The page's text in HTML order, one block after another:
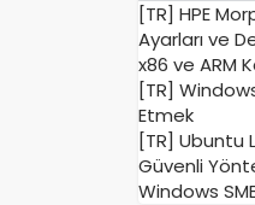
[TR] HPE
Ayarları ve
x86 ve ARM
[TR]
Etmek
[TR] Ubuntu
Güvenli
Windows